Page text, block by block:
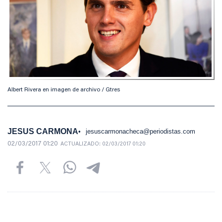
Albert Rivera en imagen de archivo / Gtres
JESUS CARMONA jesuscarmonacheca@periodistas.com
02/03/2017 01:20 ACTUALIZADO: 02/03/2017 01:20